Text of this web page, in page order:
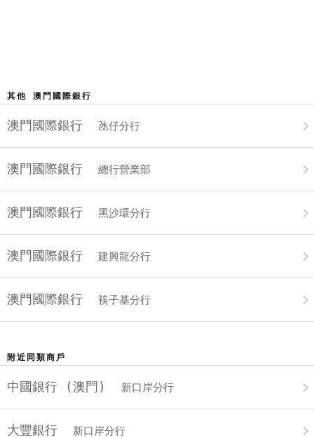
其他 澳門國際銀行
澳門國際銀行 氹仔分行
澳門國際銀行 總行營業部
澳門國際銀行 黑沙環分行
澳門國際銀行 建興龍分行
澳門國際銀行 筷子基分行
附近同類商戶
中國銀行 (澳門) 新口岸分行
大豐銀行 新口岸分行